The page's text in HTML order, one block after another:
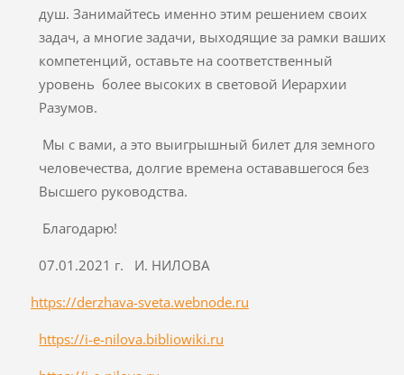
душ. Занимайтесь именно этим решением своих
задач, а многие задачи, выходящие за рамки ваших
компетенций, оставьте на соответственный
уровень более высоких в световой Иерархии
Разумов.
Мы с вами, а это выигрышный билет для земного
человечества, долгие времена остававшегося без
Высшего руководства.
Благодарю!
07.01.2021 г. И. НИЛОВА
https://derzhava-sveta.webnode.ru
https://i-e-nilova.bibliowiki.ru